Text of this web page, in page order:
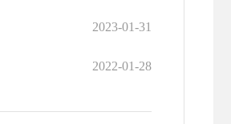
2023-01-31
2022-01-28